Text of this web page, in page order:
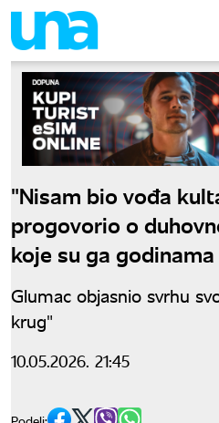
"Nisam bio vođa
progovorio o
koje su ga
Glumac objasnio svrhu
krug"
10.05.2026. 21:45